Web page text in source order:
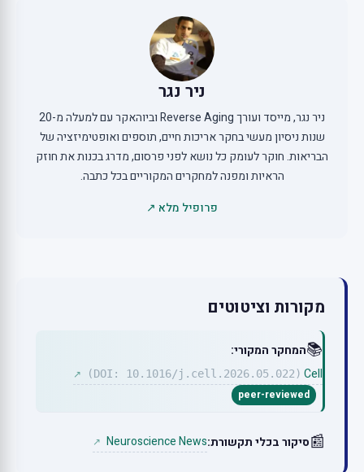
ניר נגר
ניר נגר, מייסד ועורך Reverse Aging וביוהאקר עם למעלה מ-20
שנות ניסיון מעשי בחקר אריכות חיים, תוספים ואופטימיזציה של
הבריאות. חוקר לעומק כל נושא לפני פרסום, מדרג בכנות את חוזק
הראיות ומפנה למחקרים המקוריים בכל כתבה.
פרופיל מלא ↗
מקורות וציטוטים
📚המחקר המקורי:
Cell
(DOI: 10.1016/j.cell.2026.05.022)
↗
peer-reviewed
📰סיקור בכלי תקשורת:Neuroscience News
↗